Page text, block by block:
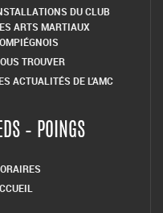
DU CLUB
ARTS MARTIAUX
TROUVER
ACTUALITÉS DE L’AMC
– POINGS